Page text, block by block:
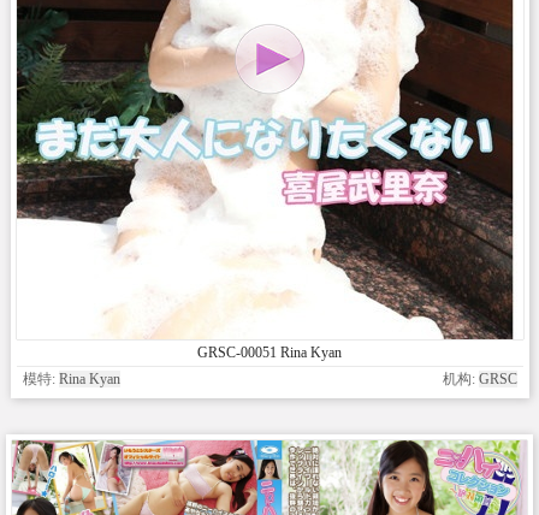
GRSC-00051 Rina Kyan
模特: Rina Kyan 机构: GRSC